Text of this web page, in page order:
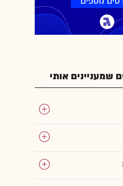
שמעניינים אותי